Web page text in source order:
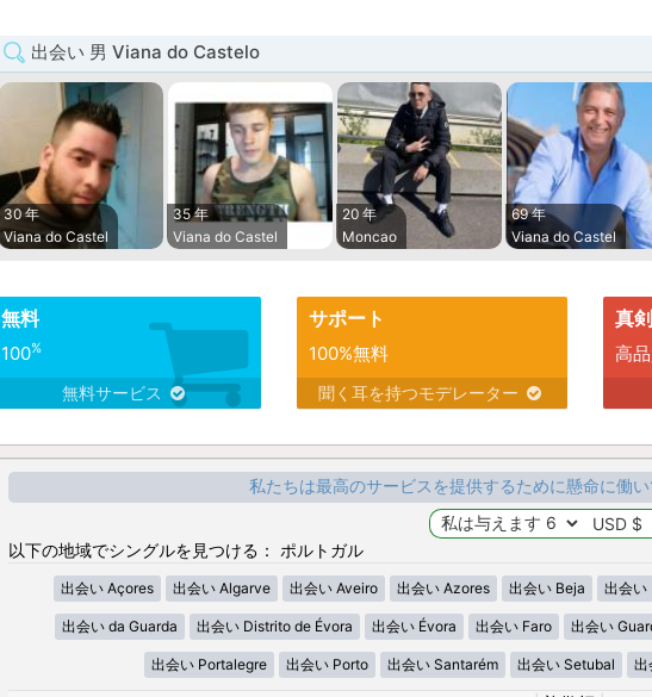
出会い 男 Viana do Castelo
30 年
Viana do Castel
35 年
Viana do Castel
20 年
Moncao
69 年
Viana do Castel
無料
100%
無料サービス
サポート
100%無料
聞く耳を持つモデレーター
真剣
高
私たちは最高のサービスを提供するために懸命に働
以下の地域でシングルを見つける： ポルトガル
出会い Açores 出会い Algarve 出会い Aveiro 出会い Azores 出会い Beja 出会い
出会い da Guarda 出会い Distrito de Évora 出会い Évora 出会い Faro 出会い
出会い Portalegre 出会い Porto 出会い Santarém 出会い Setubal 出